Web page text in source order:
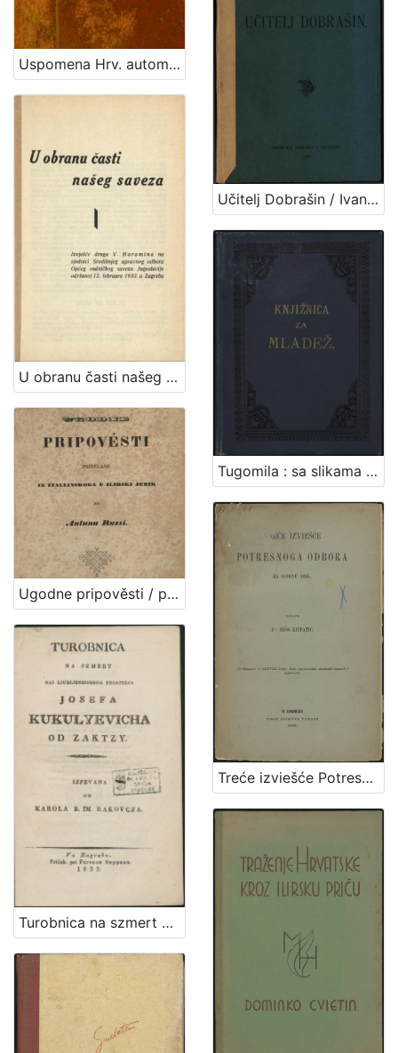
Uspomena Hrv. automobilsk. kluba u Zagrebu
U obranu časti našeg saveza / izvješće V. Haramina na sjednici Središnjeg upravnog odbora Općeg radničkog saveza Jugoslavije održanog 12. februara 1933. u Zagrebu
Ugodne pripověsti / pridělane iz italianskoga u ilirski jezik po Antunu Russi
Učitelj Dobrašin / Ivana Trnskoga
Turobnica na szmert naj ljubljenejshega priatelja Josefa Kukulyevicha od Zaktzy / izpevana od Karola B. Im. Rakovcza
Tugomila : sa slikama / napisala Jagoda Truhelka
Treće izviešće Potresnoga odbora za godinu 1885. / sastavio Mišo Kišpatić